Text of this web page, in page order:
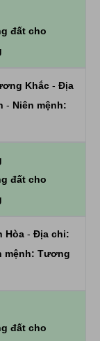
đất cho
Khắc- Địa
- Niên mệnh:
đất cho
Hòa- Địa chi:
mệnh: Tương
đất cho